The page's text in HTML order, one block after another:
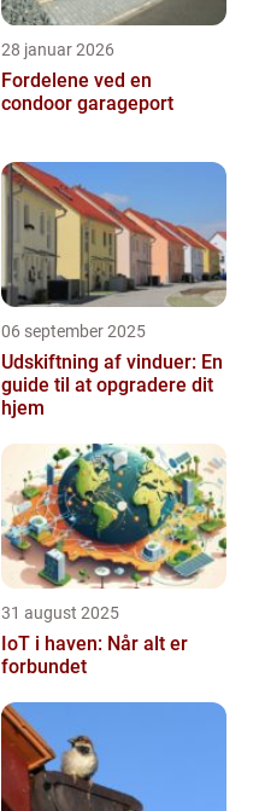
28 januar 2026
Fordelene ved en
condoor garageport
06 september 2025
Udskiftning af vinduer: En
guide til at opgradere dit
hjem
31 august 2025
IoT i haven: Når alt er
forbundet